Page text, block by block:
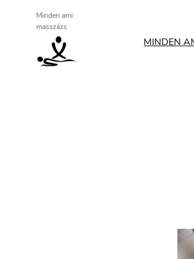
tartalomhoz
Minden ami
masszázs
MINDEN